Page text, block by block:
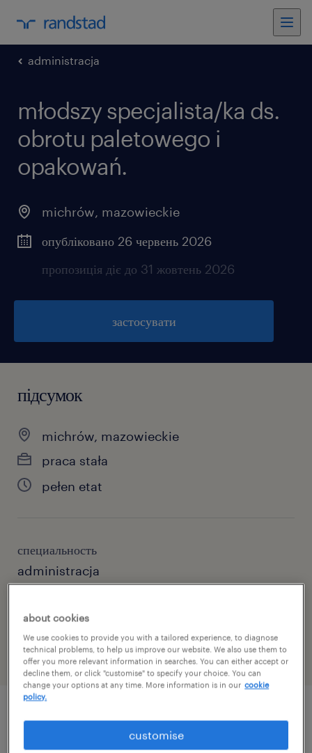
administracja
młodszy specjalista/ka ds.
obrotu paletowego i
opakowań.
michrów, mazowieckie
опубліковано 26 червень 2026
пропозиція діє до 31 жовтень 2026
застосувати
підсумок
michrów, mazowieckie
praca stała
pełen etat
специальность
administracja
47072672
описание должности
about cookies
We use cookies to provide you with a tailored experience, to diagnose
technical problems, to help us improve our website. We also use them to
offer you more relevant information in searches. You can either accept or
decline them, or click "customise" to specify your choice. You can
change your options at any time. More information is in our cookie
policy.
customise